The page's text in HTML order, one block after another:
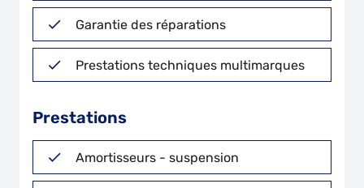
Garantie des réparations
Prestations techniques multimarques
Prestations
Amortisseurs - suspension